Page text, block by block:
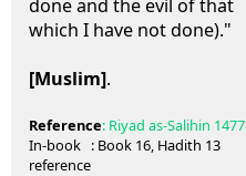
done and the evil of that
which I have not done)."
[Muslim].
Reference: Riyad as-Salihin 1477
In-book
reference
: Book 16, Hadith 13